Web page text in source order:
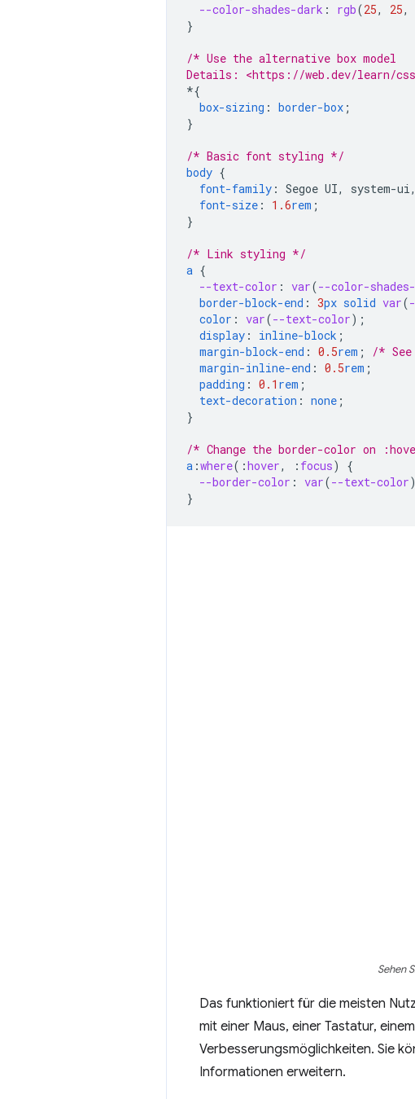
--color-shades-dark : rgb(25, 25,
}
/* Use the alternative box model
Details: <https://web.dev/learn/
*{
box-sizing : border-box ;
}
/* Basic font styling */
body {
font-family : Segoe UI, system-ui,
font-size : 1.6rem ;
}
/* Link styling */
a {
--text-color : var(--color-
border-block-end : 3px solid var(
color : var(--text-color);
display : inline-block ;
margin-block-end : 0.5rem ;
/*
margin-inline-end : 0.5rem ;
padding : 0.1 rem ;
text-decoration : none ;
}
/* Change the border-color on
a :where( :hover, : focus)
{
--border-color : var(--text-color
}
Sehen
Das funktioniert für die meisten
mit einer Maus, einer Tastatur,
Verbesserungsmöglichkeiten. Sie
Informationen erweitern.